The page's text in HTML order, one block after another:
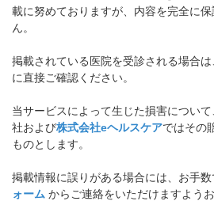
載に努めておりますが、内容を完全に
ん。
掲載されている医院を受診される場合
に直接ご確認ください。
当サービスによって生じた損害につい
社および株式会社eヘルスケアではその
ものとします。
掲載情報に誤りがある場合には、お手数
ォーム からご連絡をいただけますよう